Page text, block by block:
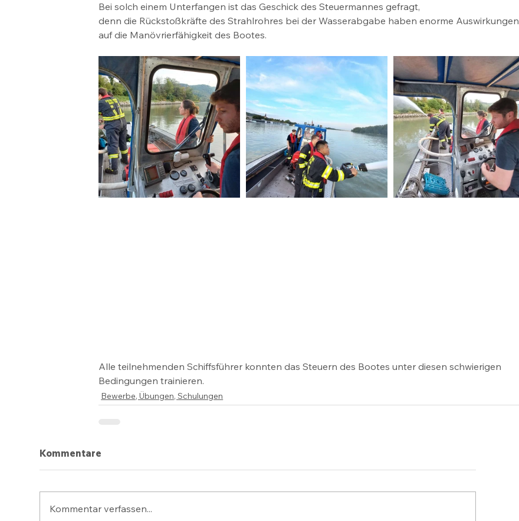
Bei solch einem Unterfangen ist das Geschick des Steuermannes gefragt,
denn die Rückstoßkräfte des Strahlrohres bei der Wasserabgabe haben enorme Auswirkungen
auf die Manövrierfähigkeit des Bootes.
Alle teilnehmenden Schiffsführer konnten das Steuern des Bootes unter diesen schwierigen
Bedingungen trainieren.
Bewerbe, Übungen, Schulungen
Kommentare
Kommentar verfassen...